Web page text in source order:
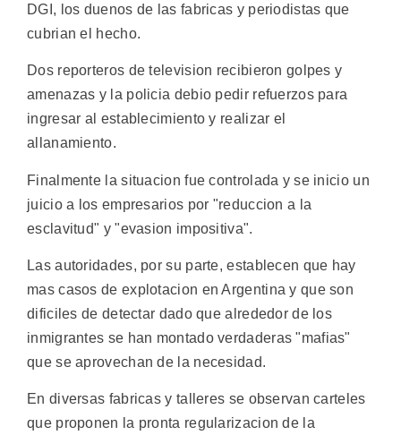
DGI, los duenos de las fabricas y periodistas que
cubrian el hecho.
Dos reporteros de television recibieron golpes y
amenazas y la policia debio pedir refuerzos para
ingresar al establecimiento y realizar el
allanamiento.
Finalmente la situacion fue controlada y se inicio un
juicio a los empresarios por "reduccion a la
esclavitud" y "evasion impositiva".
Las autoridades, por su parte, establecen que hay
mas casos de explotacion en Argentina y que son
dificiles de detectar dado que alrededor de los
inmigrantes se han montado verdaderas "mafias"
que se aprovechan de la necesidad.
En diversas fabricas y talleres se observan carteles
que proponen la pronta regularizacion de la